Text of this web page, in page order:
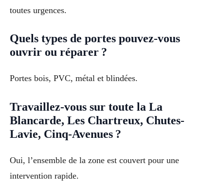
toutes urgences.
Quels types de portes pouvez-vous
ouvrir ou réparer ?
Portes bois, PVC, métal et blindées.
Travaillez-vous sur toute la La
Blancarde, Les Chartreux, Chutes-
Lavie, Cinq-Avenues ?
Oui, l’ensemble de la zone est couvert pour une
intervention rapide.